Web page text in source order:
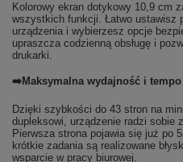
Kolorowy ekran dotykowy 10,9 cm
wszystkich funkcji. Łatwo ustawisz
urządzenia i wybierzesz opcje
upraszcza codzienną obsługę i
drukarki.
➡️Maksymalna wydajność i
Dzięki szybkości do 43 stron na
dupleksowi, urządzenie radzi sobie
Pierwsza strona pojawia się już po
krótkie zadania są realizowane
wsparcie w pracy biurowej.